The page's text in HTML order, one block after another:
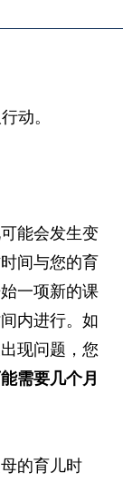
动。
能会发生变
间与您的育
一项新的课
内进行。如
现问题，您
需要几个月
的育儿时